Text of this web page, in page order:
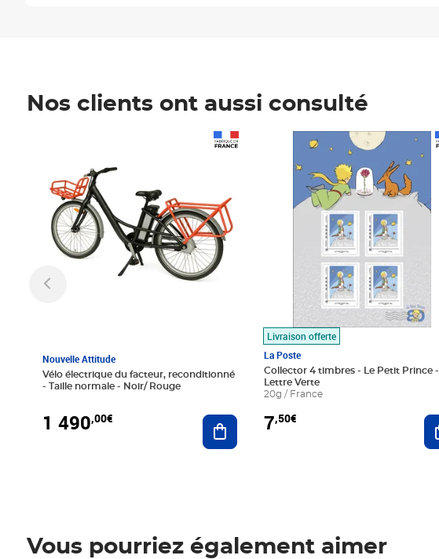
Nos clients ont aussi consulté
Nouvelle Attitude
Vélo électrique du facteur, reconditionné
- Taille normale - Noir/ Rouge
1 490,00€ Ajouter au panier
Livraison offerte
La Poste
Collector 4 timbres - Le Petit Prince -
Lettre Verte
20g / France
7,50€
Prix 7,50€
Vous pourriez également aimer